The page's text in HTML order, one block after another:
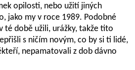
opilosti, nebo užití jiných
jako my v roce 1989. Podobné
té době užili, urážky, takže tito
s ničím novým, co by si ti lidé,
nepamatovali z dob dávno